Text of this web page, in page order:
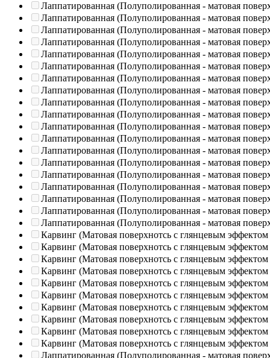
Лаппатированная (Полуполированная - матовая
Лаппатированная (Полуполированная - матовая
Лаппатированная (Полуполированная - матовая
Лаппатированная (Полуполированная - матовая
Лаппатированная (Полуполированная - матовая
Лаппатированная (Полуполированная - матовая
Лаппатированная (Полуполированная - матовая
Лаппатированная (Полуполированная - матовая
Лаппатированная (Полуполированная - матовая
Лаппатированная (Полуполированная - матовая
Лаппатированная (Полуполированная - матовая
Лаппатированная (Полуполированная - матовая
Лаппатированная (Полуполированная - матовая
Лаппатированная (Полуполированная - матовая
Лаппатированная (Полуполированная - матовая
Лаппатированная (Полуполированная - матовая
Лаппатированная (Полуполированная - матовая
Лаппатированная (Полуполированная - матовая
Лаппатированная (Полуполированная - матовая
Карвинг (Матовая поверхнотсь с глянцевым эффектом
Карвинг (Матовая поверхнотсь с глянцевым эффектом
Карвинг (Матовая поверхнотсь с глянцевым эффектом
Карвинг (Матовая поверхнотсь с глянцевым эффектом
Карвинг (Матовая поверхнотсь с глянцевым эффектом
Карвинг (Матовая поверхнотсь с глянцевым эффектом
Карвинг (Матовая поверхнотсь с глянцевым эффектом
Карвинг (Матовая поверхнотсь с глянцевым эффектом
Карвинг (Матовая поверхнотсь с глянцевым эффектом
Карвинг (Матовая поверхнотсь с глянцевым эффектом
Лаппатированная (Полуполированная - матовая